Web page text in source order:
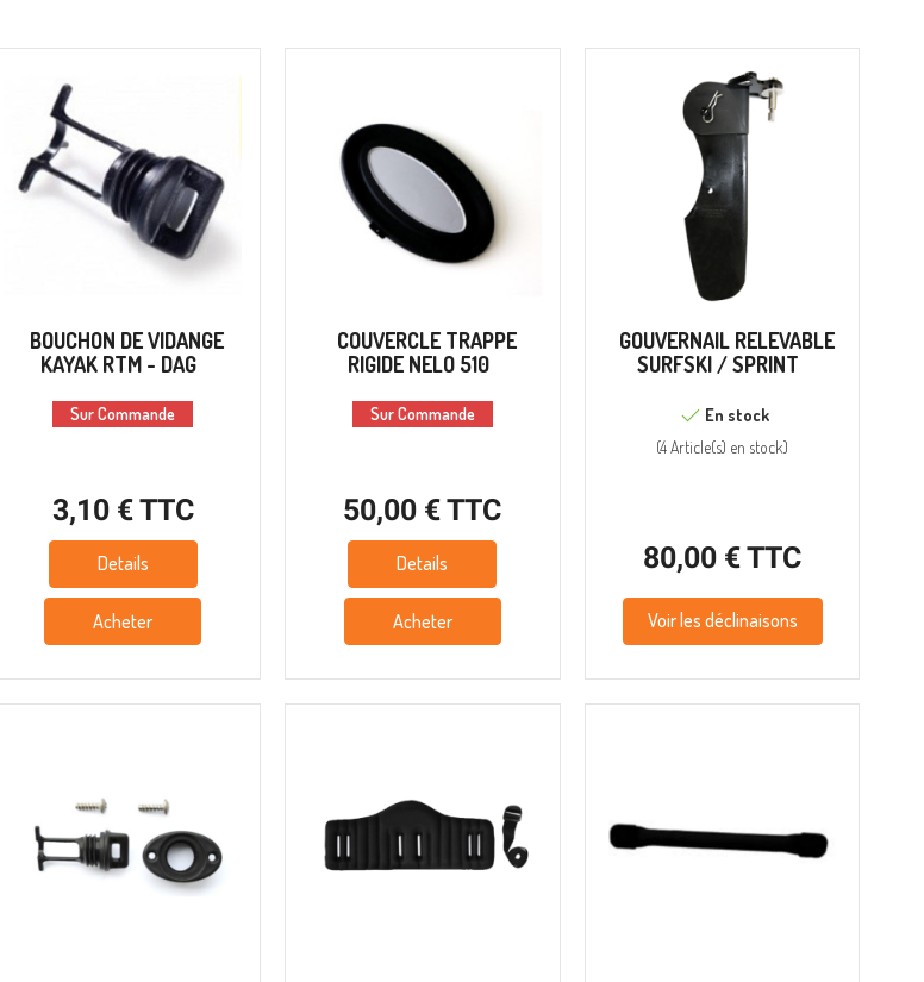
BOUCHON DE VIDANGE
KAYAK RTM - DAG
Sur Commande
3,10 € TTC
Details
Acheter
COUVERCLE TRAPPE
RIGIDE NELO 510
Sur Commande
50,00 € TTC
Details
Acheter
GOUVERNAIL RELEVABLE
SURFSKI / SPRINT
En stock
(4 Article(s) en stock)
80,00 € TTC
Voir les déclinaisons